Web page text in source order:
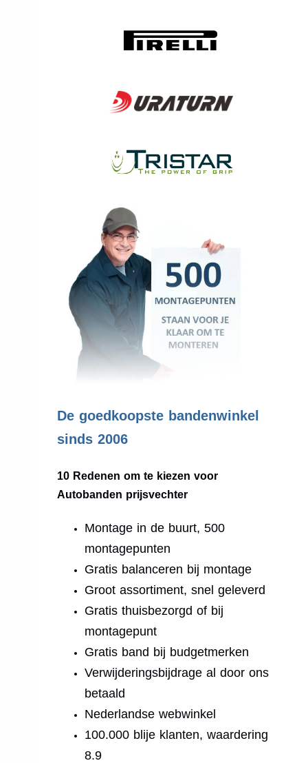
De goedkoopste bandenwinkel
sinds 2006
10 Redenen om te kiezen voor
Autobanden prijsvechter
Montage in de buurt, 500
montagepunten
Gratis balanceren bij montage
Groot assortiment, snel geleverd
Gratis thuisbezorgd of bij
montagepunt
Gratis band bij budgetmerken
Verwijderingsbijdrage al door ons
betaald
Nederlandse webwinkel
100.000 blije klanten, waardering
8.9